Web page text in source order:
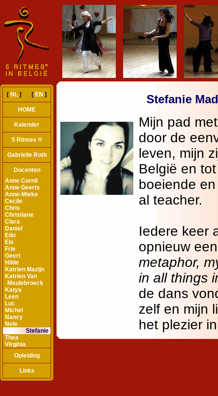
[ NL ] [ EN ]
HOME
Kalender
5 Ritmes ®
Gabrielle Roth
Docenten
Anne Cornil
Anne Geerts
Anne-Mieke
Cecile
Chris
Christiane
Clara
Daniel
Edo
Els
Frie
Geert
Hilde
Katrien Mazijn
Katrien Van
Meulebroeck
Katya
Leen
Luc
Michel
Nancy
Nele
Stefanie
Thea
Virginia
Opleiding
Links
Stefanie